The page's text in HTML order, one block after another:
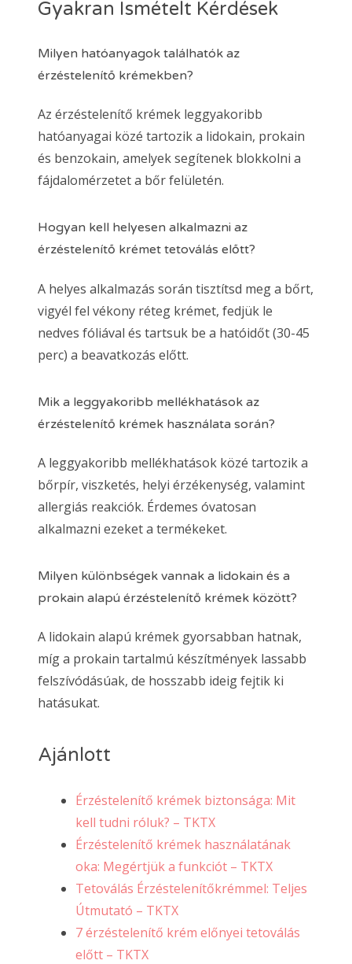
Gyakran Ismételt Kérdések
Milyen hatóanyagok találhatók az
érzéstelenítő krémekben?
Az érzéstelenítő krémek leggyakoribb
hatóanyagai közé tartozik a lidokain, prokain
és benzokain, amelyek segítenek blokkolni a
fájdalomérzetet a bőr felületén.
Hogyan kell helyesen alkalmazni az
érzéstelenítő krémet tetoválás előtt?
A helyes alkalmazás során tisztítsd meg a bőrt,
vigyél fel vékony réteg krémet, fedjük le
nedves fóliával és tartsuk be a hatóidőt (30-45
perc) a beavatkozás előtt.
Mik a leggyakoribb mellékhatások az
érzéstelenítő krémek használata során?
A leggyakoribb mellékhatások közé tartozik a
bőrpír, viszketés, helyi érzékenység, valamint
allergiás reakciók. Érdemes óvatosan
alkalmazni ezeket a termékeket.
Milyen különbségek vannak a lidokain és a
prokain alapú érzéstelenítő krémek között?
A lidokain alapú krémek gyorsabban hatnak,
míg a prokain tartalmú készítmények lassabb
felszívódásúak, de hosszabb ideig fejtik ki
hatásukat.
Ajánlott
Érzéstelenítő krémek biztonsága: Mit
kell tudni róluk? – TKTX
Érzéstelenítő krémek használatának
oka: Megértjük a funkciót – TKTX
Tetoválás Érzéstelenítőkrémmel: Teljes
Útmutató – TKTX
7 érzéstelenítő krém előnyei tetoválás
előtt – TKTX